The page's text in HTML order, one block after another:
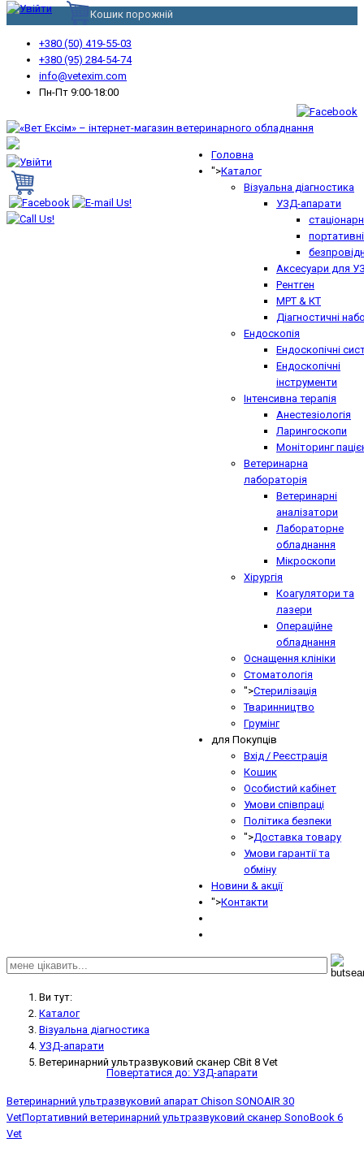
Кошик порожній
+380 (50) 419-55-03
+380 (95) 284-54-74
info@vetexim.com
Пн-Пт 9:00-18:00
Головна
">Каталог
Візуальна діагностика
УЗД-апарати
портативні
Аксесуари для
Рентген
МРТ & КТ
Діагностичні
Ендоскопія
Ендоскопічні
Ендоскопічні
інструменти
Інтенсивна терапія
Анестезіологія
Ларингоскопи
Моніторинг
Ветеринарна
лабораторія
Ветеринарні
аналізатори
Лабораторне
обладнання
Мікроскопи
Хірургія
Коагулятори та
лазери
Операційне
обладнання
Оснащення клініки
Стоматологія
">Стерилізація
Тваринництво
Грумінг
для Покупців
Вхід / Реєстрація
Кошик
Особистий кабінет
Умови співпраці
Політика безпеки
">Доставка товару
Умови гарантії та
обміну
Новини & акції
">Контакти
Ви тут:
Кaтaлoг
Візуальна діагностика
УЗД-апарати
Ветеринарний ультразвуковий сканер CBit 8 Vet
Повертатися до: УЗД-апарати
Ветеринарний ультразвуковий апарат Chison SONOAIR 30
VetПортативний ветеринарний ультразвуковий сканер SonoBook 6
Vet